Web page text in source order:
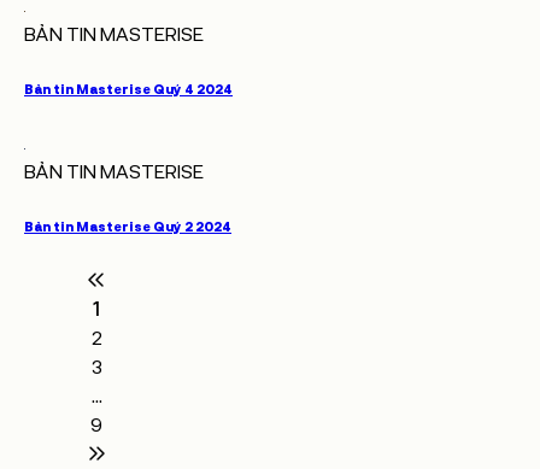
BẢN TIN MASTERISE
Bản tin Masterise Quý 4 2024
BẢN TIN MASTERISE
Bản tin Masterise Quý 2 2024
1
2
3
...
9